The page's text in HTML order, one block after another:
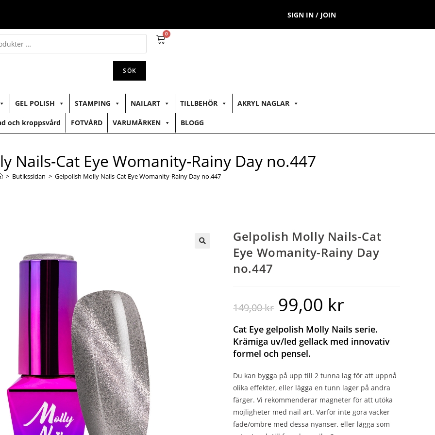
SIGN IN / JOIN
SÖK
0
GEL POLISH STAMPING NAILART TILLBEHÖR AKRYL NAGLAR
och kroppsvård FOTVÅRD VARUMÄRKEN BLOGG
Nails-Cat Eye Womanity-Rainy Day no.447
> Butikssidan > Gelpolish Molly Nails-Cat Eye Womanity-Rainy Day no.447
Gelpolish Molly Nails-Cat
Eye Womanity-Rainy Day
no.447
149,00kr 99,00 kr
Cat Eye gelpolish Molly Nails serie.
Krämiga uv/led gellack med innovativ
formel och pensel.
Du kan bygga på upp till 2 tunna lag för att uppnå
olika effekter, eller lägga en tunn lager på andra
färger. Vi rekommenderar magneter för att utöka
möjligheter med nail art. Varför inte göra vacker
fade/ombre med dessa nyanser, eller lägga som